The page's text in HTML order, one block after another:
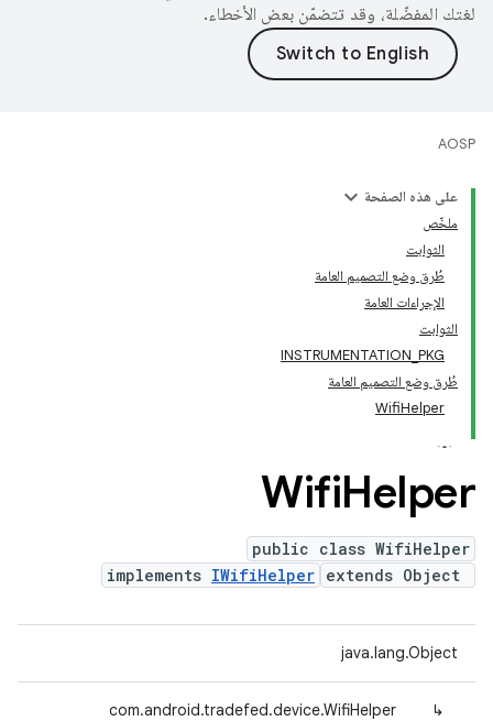
لغتك المفضّلة، وقد تتضمّن بعض الأخطاء.
AOSP
على هذه الصفحة
ملخّص
الثوابت
طُرق وضع التصميم العامة
الإجراءات العامة
الثوابت
INSTRUMENTATION_PKG
طُرق وضع التصميم العامة
WifiHelper
WifiHelper
public class WifiHelper
extends Object
implements IWifiHelper
java.lang.Object
↳
com.android.tradefed.device.WifiHelper